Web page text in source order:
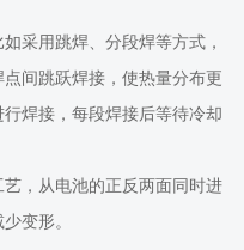
采用跳焊、分段焊等方式，
间跳跃焊接，使热量分布更
焊接，每段焊接后等待冷却
，从电池的正反两面同时进
变形。